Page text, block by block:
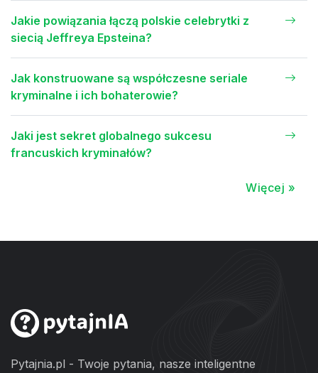
Jakie powiązania łączą polskie celebrytki z
siecią Jeffreya Epsteina?
Jak konstruowane są współczesne seriale
kryminalne i ich bohaterowie?
Jaki jest sekret globalnego sukcesu
francuskich kryminałów?
Więcej »
Pytajnia.pl - Twoje pytania, nasze inteligentne